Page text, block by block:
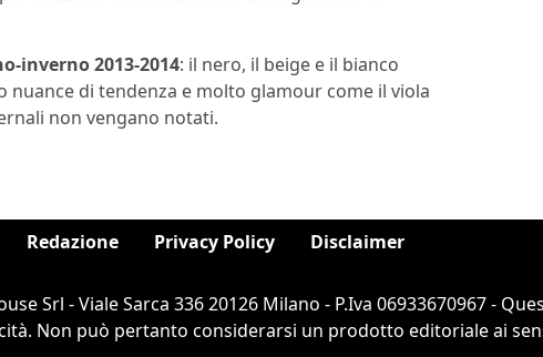
inverno 2013-2014: il nero, il beige e il bianco
di tendenza e molto glamour come il viola
non vengano notati.
Redazione Privacy Policy Disclaimer
Srl - Viale Sarca 336 20126 Milano - P.Iva 06933670967 -
Non può pertanto considerarsi un prodotto editoriale ai